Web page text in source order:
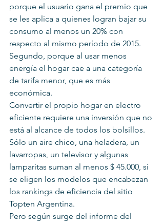
porque el usuario gana el premio que
se les aplica a quienes logran bajar su
consumo al menos un 20% con
respecto al mismo período de 2015.
Segundo, porque al usar menos
energía el hogar cae a una categoría
de tarifa menor, que es más
económica.
Convertir el propio hogar en electro
eficiente requiere una inversión que no
está al alcance de todos los bolsillos.
Sólo un aire chico, una heladera, un
lavarropas, un televisor y algunas
lamparitas suman al menos $ 45.000, si
se eligen los modelos que encabezan
los rankings de eficiencia del sitio
Topten Argentina.
Pero según surge del informe del